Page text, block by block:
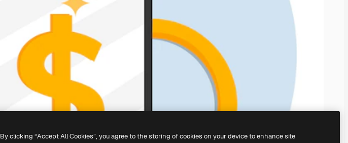
By clicking “Accept All Cookies”, you agree to the storing of cookies on your device to enhance site